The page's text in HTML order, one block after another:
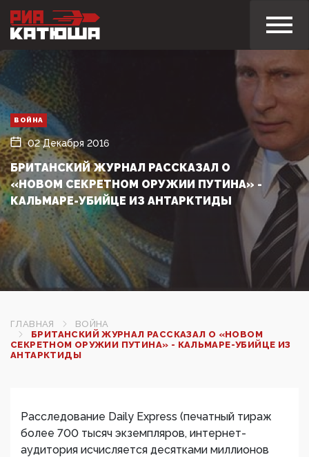
ВОЙНА
02 Декабря 2016
БРИТАНСКИЙ ЖУРНАЛ РАССКАЗАЛ О
«НОВОМ СЕКРЕТНОМ ОРУЖИИ ПУТИНА» -
КАЛЬМАРЕ-УБИЙЦЕ ИЗ АНТАРКТИДЫ
ГЛАВНАЯ
ВОЙНА
БРИТАНСКИЙ ЖУРНАЛ РАССКАЗАЛ О «НОВОМ
СЕКРЕТНОМ ОРУЖИИ ПУТИНА» - КАЛЬМАРЕ-УБИЙЦЕ ИЗ
АНТАРКТИДЫ
Расследование Daily Express (печатный тираж
более 700 тысяч экземпляров, интернет-
аудитория исчисляется десятками миллионов